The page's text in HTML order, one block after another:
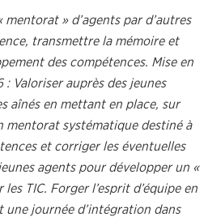
mentorat » d’agents par d’autres
transmettre la mémoire et
des compétences. Mise en
Valoriser auprès des jeunes
aînés en mettant en place, sur
mentorat systématique destiné à
et corriger les éventuelles
agents pour développer un «
TIC. Forger l’esprit d’équipe en
journée d’intégration dans